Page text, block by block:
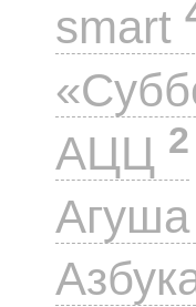
smart
АЦЦ 2
Агуша